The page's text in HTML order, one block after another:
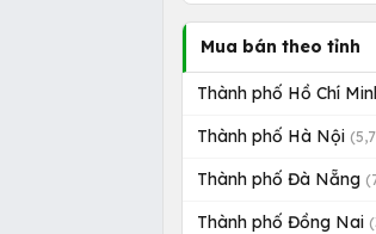
Mua bán theo tỉnh
Thành phố Hồ Chí
Thành phố Hà Nội
Thành phố Đà Nẵng
Thành phố Đồng Nai